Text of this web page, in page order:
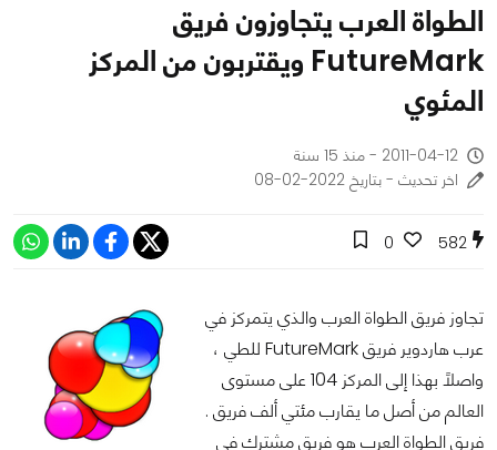
الطواة العرب يتجاوزون فريق
FutureMark ويقتربون من المركز
المئوي
2011-04-12 - منذ 15 سنة
اخر تحديث - بتاريخ 2022-02-08
582
0
تجاوز فريق الطواة العرب والذي يتمركز في
عرب هاردوير فريق FutureMark للطي ،
واصلاً بهذا إلى المركز 104 على مستوى
العالم من أصل ما يقارب مئتي ألف فريق .
فريق الطواة العرب هو فريق مشترك في